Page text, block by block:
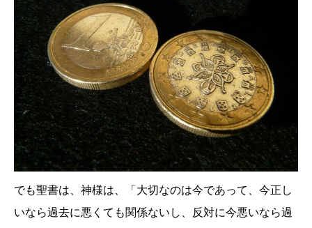
でも聖書は、神様は、「大切なのは今であって、今正し
いなら過去に悪くても関係ないし、反対に今悪いなら過